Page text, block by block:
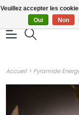
Accueil> Pyramide
Veuillez accepter les
Oui
Non